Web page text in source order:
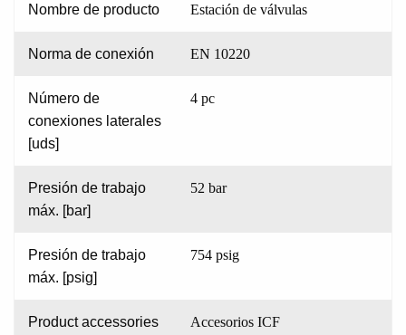
Nombre de producto Estación de válvulas
Norma de conexión EN 10220
Número de
conexiones laterales
[uds]
4 pc
Presión de trabajo
máx. [bar]
52 bar
Presión de trabajo
máx. [psig]
754 psig
Product accessories Accesorios ICF